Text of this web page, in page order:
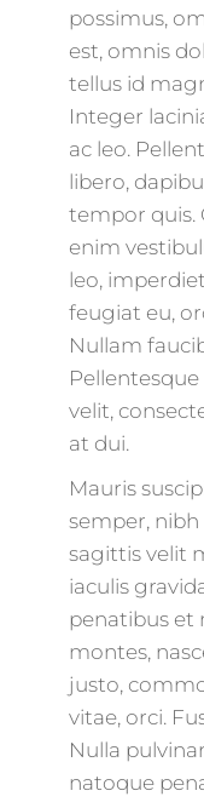
possimus,
est, omnis
tellus id
Integer
ac leo.
libero,
tempor quis.
enim
leo,
feugiat eu,
Nullam
velit,
at dui.
Mauris
semper, nibh
sagittis velit
iaculis
penatibus et
montes,
justo,
vitae, orci.
Nulla
natoque